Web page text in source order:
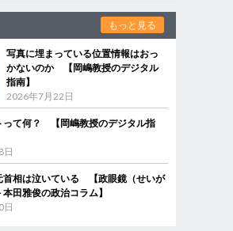
もっと見る
写真に埋まっている位置情報はおっ
かないのか 【岡嶋教授のデジタル
指南】
2026年7月22日
って何？ 【岡嶋教授のデジタル指
日
首相は泣いている 【政眼鏡（せいが
田雅俊の政治コラム】
日